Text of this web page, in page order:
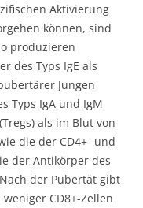
Aktivierung
können, sind
produzieren
des Typs IgE als
Jungen
Typs IgA und IgM
als im Blut von
die der CD4+- und
der Antikörper des
der Pubertät gibt
CD8+-Zellen